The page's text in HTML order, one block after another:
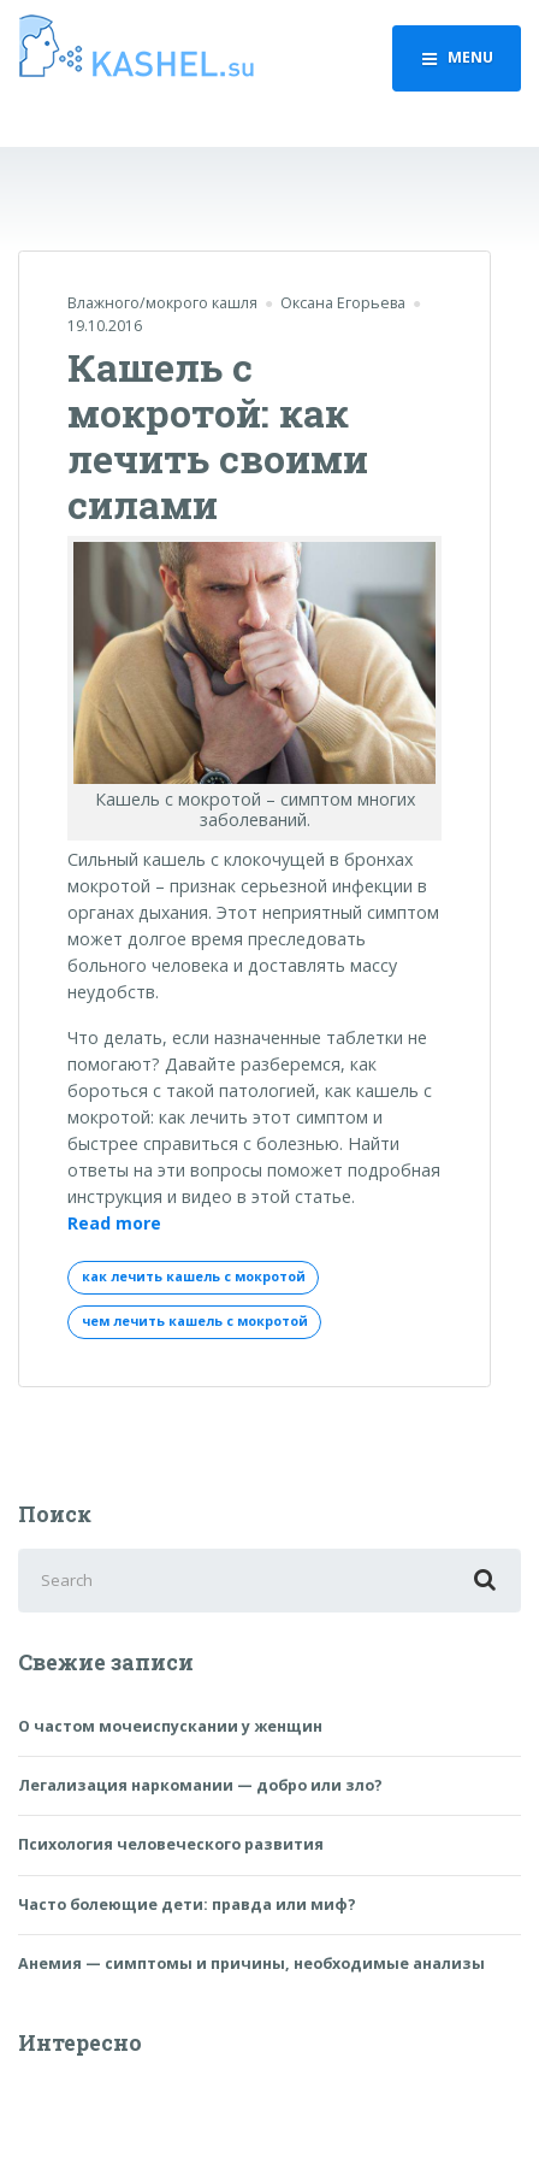
MENU
Влажного/мокрого кашля
Оксана Егорьева
19.10.2016
Кашель с
мокротой: как
лечить своими
силами
Кашель с мокротой – симптом многих
заболеваний.
Сильный кашель с клокочущей в бронхах
мокротой – признак серьезной инфекции в
органах дыхания. Этот неприятный симптом
может долгое время преследовать
больного человека и доставлять массу
неудобств.
Что делать, если назначенные таблетки не
помогают? Давайте разберемся, как
бороться с такой патологией, как кашель с
мокротой: как лечить этот симптом и
быстрее справиться с болезнью. Найти
ответы на эти вопросы поможет подробная
инструкция и видео в этой статье.
Read more
мокротой:
как
лечить
силами»
как лечить кашель с мокротой
чем лечить кашель с мокротой
Поиск
for:
Свежие записи
О частом мочеиспускании у женщин
Легализация наркомании — добро или зло?
Психология человеческого развития
Часто болеющие дети: правда или миф?
Анемия — симптомы и причины, необходимые анализы
Интересно